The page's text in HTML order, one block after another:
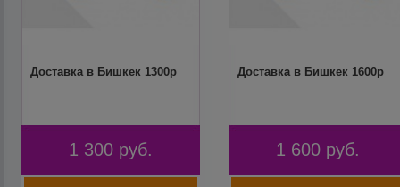
Доставка в Бишкек 1300р
1 300 руб.
Доставка в Бишкек 1600р
1 600 руб.